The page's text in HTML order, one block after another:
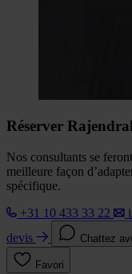
Réserver
Nos consultants se
meilleure façon
spécifique.
+31 10 433 33 22
devis
Chattez
Favori